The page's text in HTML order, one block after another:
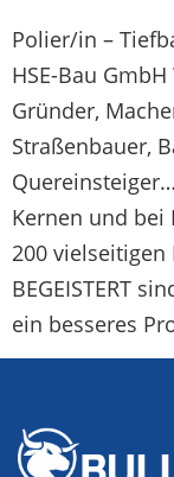
Polier/in –
HSE-Bau
Gründer,
Straßenbauer,
Kernen und bei
200 vielseitigen
BEGEISTERT
ein besseres